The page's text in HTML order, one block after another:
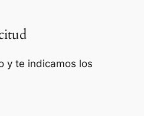
y te indicamos los